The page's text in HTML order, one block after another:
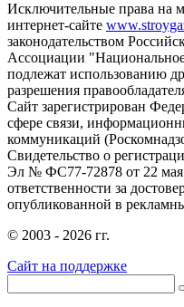
Исключительные права на
интернет-сайте
законодательством
Ассоциации
подлежат использованию
разрешения
Сайт зарегистрирован
сфере связи,
коммуникаций
Свидетельство о
Эл № ФС77-72878 от 22 мая
ответственности за
опубликованной в
© 2003 - 2026 гг.
Сайт на поддержке